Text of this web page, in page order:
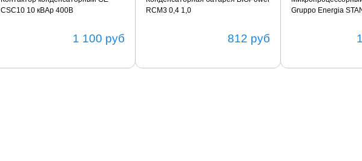
CSC10 10 кВАр 400В
1 100 руб
RCM3 0,4 1,0
812 руб
Gruppo Energia